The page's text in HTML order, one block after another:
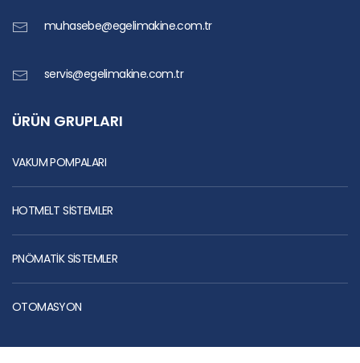
muhasebe@egelimakine.com.tr
servis@egelimakine.com.tr
ÜRÜN GRUPLARI
VAKUM POMPALARI
HOTMELT SİSTEMLER
PNÖMATİK SİSTEMLER
OTOMASYON